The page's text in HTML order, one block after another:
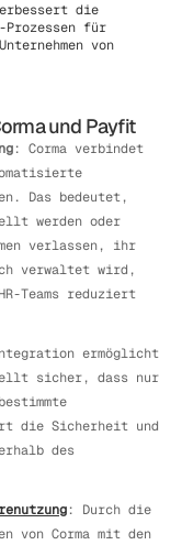
die
Prozessen für
von
und Payfit
: Corma verbindet
Das bedeutet,
werden oder
verlassen, ihr
verwaltet wird,
Teams reduziert
ermöglicht
sicher, dass nur
die Sicherheit und
des
: Durch die
von Corma mit den